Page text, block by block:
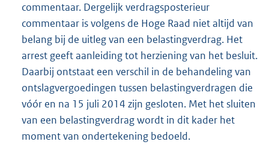
commentaar. Dergelijk verdragsposterieur
commentaar is volgens de Hoge Raad niet altijd van
belang bij de uitleg van een belastingverdrag. Het
arrest geeft aanleiding tot herziening van het besluit.
Daarbij ontstaat een verschil in de behandeling van
ontslagvergoedingen tussen belastingverdragen die
vóór en na 15 juli 2014 zijn gesloten. Met het sluiten
van een belastingverdrag wordt in dit kader het
moment van ondertekening bedoeld.